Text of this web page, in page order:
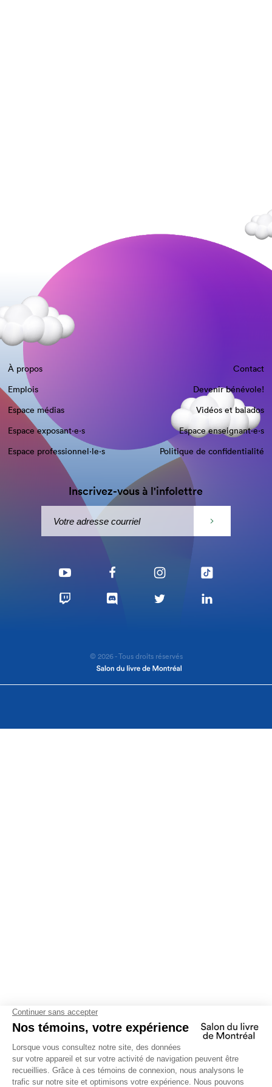
À propos
Contact
Emplois
Devenir bénévole!
Espace médias
Vidéos et balados
Espace exposant·e⋅s
Espace enseignant·e⋅s
Espace professionnel·le⋅s
Politique de confidentialité
Inscrivez-vous à l'infolettre
© 2026 - Tous droits réservés